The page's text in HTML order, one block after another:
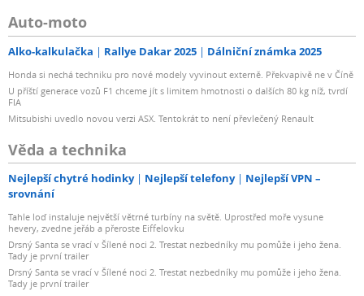
Skutečné maximální velikosti fondů úložiště a svazků
závisí na velikostech použitých disků, počtu dostupných
přihrádek na disky a konfiguraci pole RAID.
Využitelná kapacita jednotlivých svazků bude nižší než
maximální velikost svazku a závisí na souborovém
systému a na množství uložených systémových metadat.
Vytvoření M.2 SSD Storage Pool je podporováno pouze
na discích SSD ověřených společností Synology, protože
takové disky prošly přísným testováním za extrémních
SSD a systému NAS byly odladěny tak, aby bylo zajištěno
odpovídající řízení tepelných podmínek v prostředí s
intenzivním provozem I/O.
Systém souborů
Auto-moto
Alko-kalkulačka Rallye Dakar 2025 Dálniční známka 2025
Honda si nechá techniku pro nové modely vyvinout externě. Překvapivě ne v Číně
U příští generace vozů F1 chceme jít s limitem hmotnosti o dalších 80 kg níž, tvrdí
FIA
Mitsubishi uvedlo novou verzi ASX. Tentokrát to není převlečený Renault
Věda a technika
Nejlepší chytré hodinky Nejlepší telefony
Nejlepší VPN –
srovnání
Tahle loď instaluje největší větrné turbíny na světě. Uprostřed moře vysune
hevery, zvedne jeřáb a přeroste Eiffelovku
Drsný Santa se vrací v Šílené noci 2. Trestat nezbedníky mu pomůže i jeho žena.
Tady je první trailer
Drsný Santa se vrací v Šílené noci 2. Trestat nezbedníky mu pomůže i jeho žena.
Tady je první trailer